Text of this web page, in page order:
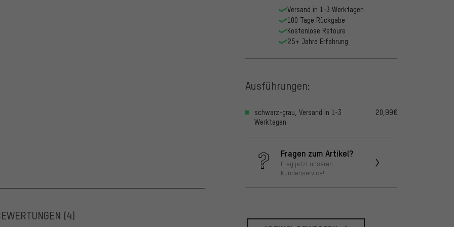
Versand in 1-3 Werktagen
100 Tage Rückgabe
Kostenlose Retoure
25+ Jahre Erfahrung
Ausführungen:
schwarz-grau, Versand in 1-3
Werktagen
20,99€
Fragen zum Artikel?
Frag jetzt unseren
Kundenservice!
(4)